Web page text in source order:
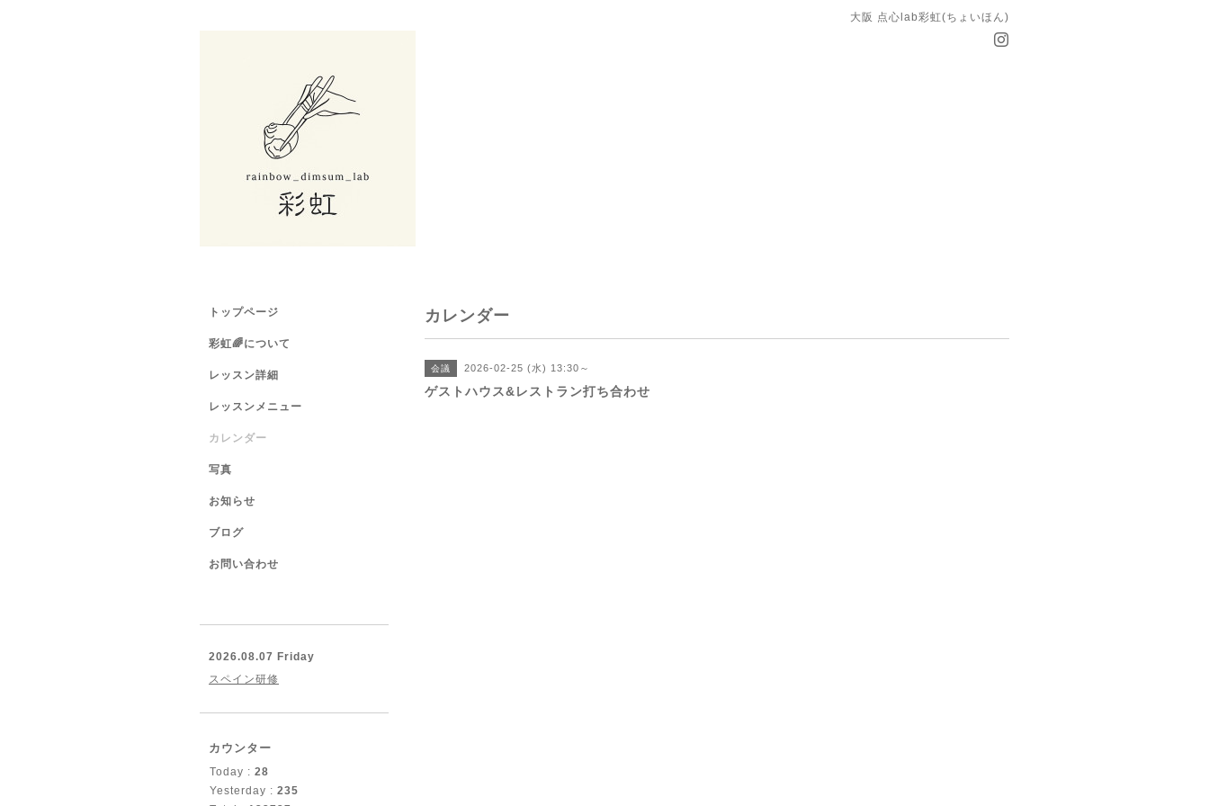
大阪 点心lab彩虹(ちょいほん)
カレンダー
会議 2026-02-25 (水) 13:30～
ゲストハウス&レストラン打ち合わせ
トップページ
彩虹🌈について
レッスン詳細
レッスンメニュー
カレンダー
写真
お知らせ
ブログ
お問い合わせ
2026.08.07 Friday
スペイン研修
カウンター
Today : 28
Yesterday : 235